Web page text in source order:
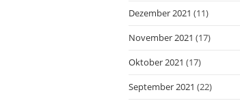
Dezember 2021 (11)
November 2021 (17)
Oktober 2021 (17)
September 2021 (22)